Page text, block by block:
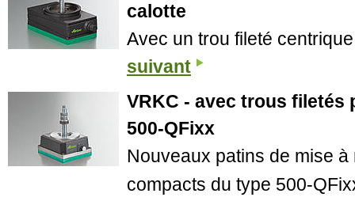
calotte
Avec un trou fileté
suivant
VRKC - avec trous filetés
500-QFixx
Nouveaux patins de mise
compacts du type 500-